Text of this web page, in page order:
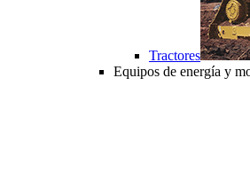
Tractores
Equipos de energía y